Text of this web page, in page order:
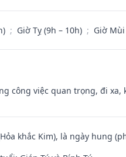
; Giờ Tỵ (9h – 10h) ; Giờ
công việc quan trọng, đi
khắc Kim), là ngày hung